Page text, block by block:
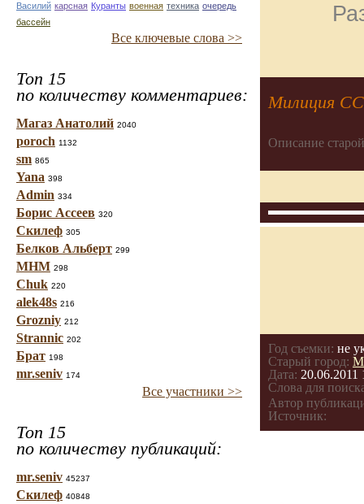
Василий карсная Куранты военная техника очередь
бассейн
Все ключевые слова >>
Топ 15
по количеству комментариев:
Магаз Анатолий 2040
poroch 1132
sm 865
Yana 398
Admin 334
Борис Ассеев 320
Скилеф 305
Белков Альберт 299
МНМ 298
Chuk 220
alek48s 216
Grozniy 212
Strannic 202
Брат 198
mr.seniv 174
Все участники >>
Топ 15
по количеству публикаций:
mr.seniv 45237
Скилеф 40848
Милиция
Описание
Год съемки: не
Старый город:
Дата: 20.06.2011
Слова для
Автор
Источник: